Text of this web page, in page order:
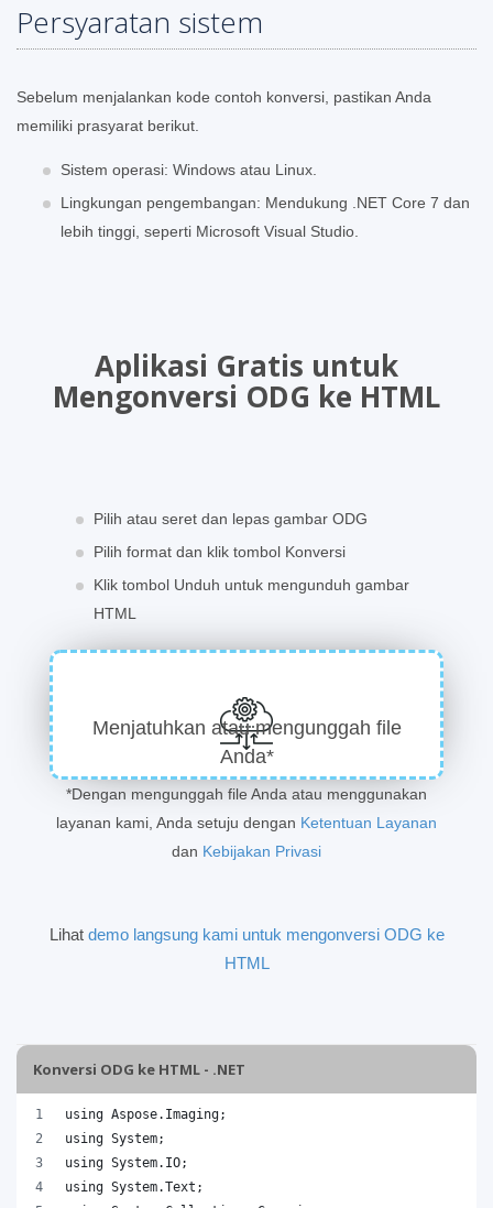
Persyaratan sistem
Sebelum menjalankan kode contoh konversi, pastikan Anda
memiliki prasyarat berikut.
Sistem operasi: Windows atau Linux.
Lingkungan pengembangan: Mendukung .NET Core 7 dan
lebih tinggi, seperti Microsoft Visual Studio.
Aplikasi Gratis untuk
Mengonversi ODG ke HTML
Pilih atau seret dan lepas gambar ODG
Pilih format dan klik tombol Konversi
Klik tombol Unduh untuk mengunduh gambar
HTML
Menjatuhkan atau mengunggah file
Anda*
*Dengan mengunggah file Anda atau menggunakan
layanan kami, Anda setuju dengan Ketentuan Layanan
dan Kebijakan Privasi
Lihat demo langsung kami untuk mengonversi ODG ke
HTML
Konversi ODG ke HTML - .NET